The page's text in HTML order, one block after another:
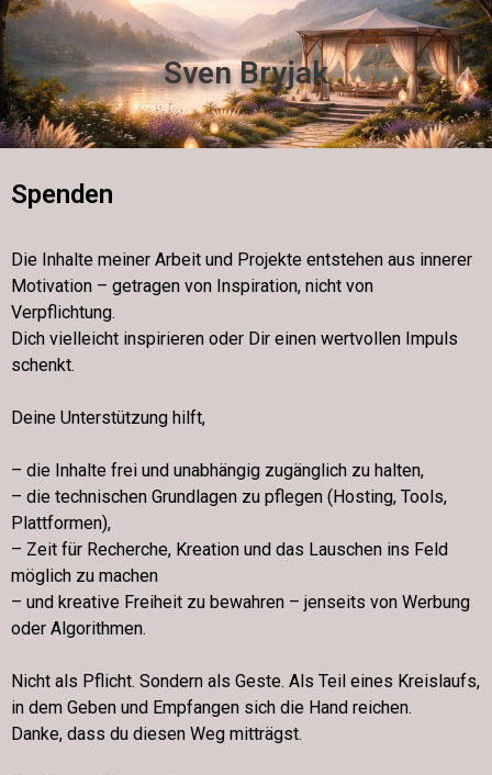
Sven Bryjak
Spenden
Die Inhalte meiner Arbeit und Projekte entstehen aus innerer
Motivation – getragen von Inspiration, nicht von
Verpflichtung.
Dich vielleicht inspirieren oder Dir einen wertvollen Impuls
schenkt.
Deine Unterstützung hilft,
– die Inhalte frei und unabhängig zugänglich zu halten,
– die technischen Grundlagen zu pflegen (Hosting, Tools,
Plattformen),
– Zeit für Recherche, Kreation und das Lauschen ins Feld
möglich zu machen
– und kreative Freiheit zu bewahren – jenseits von Werbung
oder Algorithmen.
Nicht als Pflicht. Sondern als Geste. Als Teil eines Kreislaufs,
in dem Geben und Empfangen sich die Hand reichen.
Danke, dass du diesen Weg mitträgst.